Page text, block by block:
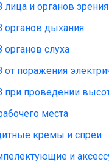
лица и органов зрения
органов дыхания
органов слуха
от поражения
при проведении
места
кремы и спреи
и